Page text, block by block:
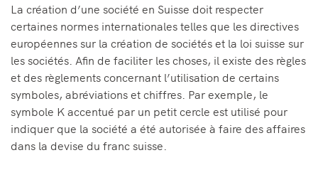
La création d’une société en Suisse doit respecter
certaines normes internationales telles que les directives
européennes sur la création de sociétés et la loi suisse sur
les sociétés. Afin de faciliter les choses, il existe des règles
et des règlements concernant l’utilisation de certains
symboles, abréviations et chiffres. Par exemple, le
symbole K accentué par un petit cercle est utilisé pour
indiquer que la société a été autorisée à faire des affaires
dans la devise du franc suisse.